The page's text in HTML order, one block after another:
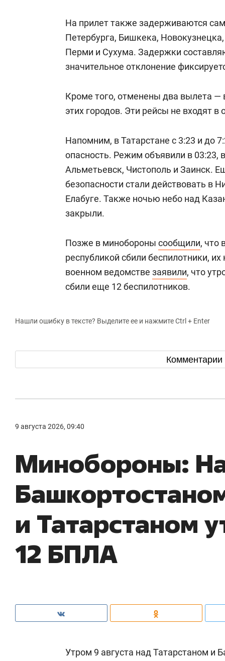
На прилет также задерживаются
Петербурга, Бишкека,
Перми и Сухума. Задержки
значительное отклонение
Кроме того, отменены два вылета —
этих городов. Эти рейсы не входят
Напомним, в Татарстане с 3:23 и до
опасность. Режим объявили в 03:23,
Альметьевск, Чистополь и Заинск.
безопасности стали действовать в
Елабуге. Также ночью небо над
закрыли.
Позже в минобороны сообщили, что
республикой сбили беспилотники,
военном ведомстве заявили, что
сбили еще 12 беспилотников.
Нашли ошибку в тексте? Выделите ее и нажмите Ctrl + Enter
Комментарии
9 августа 2026, 09:40
Минобороны:
и Татарстаном
12 БПЛА
Утром 9 августа над Татарстаном